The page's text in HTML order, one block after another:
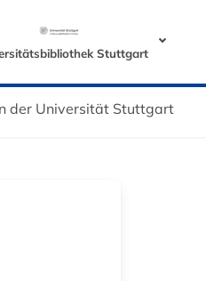
Stuttgart
der Universität Stuttgart